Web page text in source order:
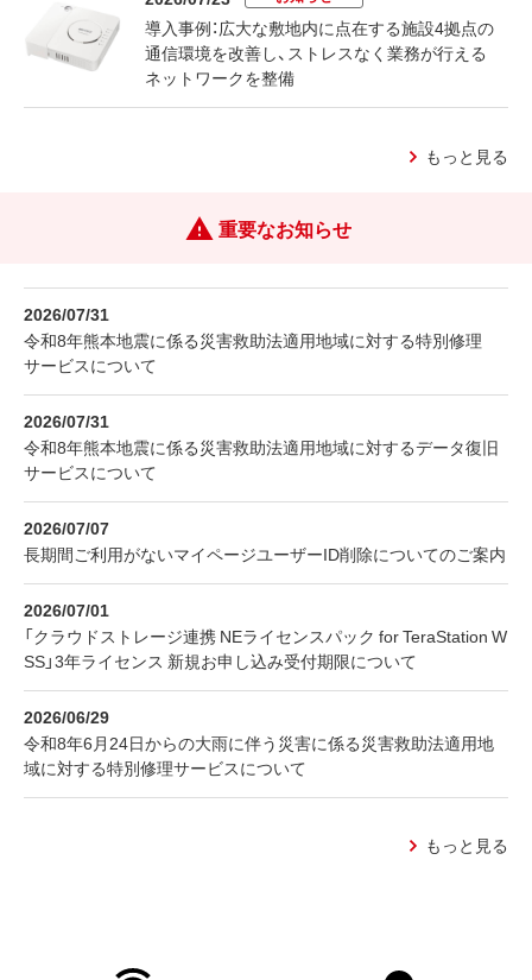
導入事例：広大な敷地内に点在する施設4拠点の
通信環境を改善し、ストレスなく業務が行える
ネットワークを整備
もっと見る
重要なお知らせ
2026/07/31
令和8年熊本地震に係る災害救助法適用地域に対する特別修理
サービスについて
2026/07/31
令和8年熊本地震に係る災害救助法適用地域に対するデータ復旧
サービスについて
2026/07/07
長期間ご利用がないマイページユーザーID削除についてのご案内
2026/07/01
「クラウドストレージ連携 NEライセンスパック for TeraStation W
SS」3年ライセンス 新規お申し込み受付期限について
2026/06/29
令和8年6月24日からの大雨に伴う災害に係る災害救助法適用地
域に対する特別修理サービスについて
もっと見る